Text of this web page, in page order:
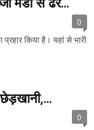
0
प्रहार किया है। यहां से भारी
0